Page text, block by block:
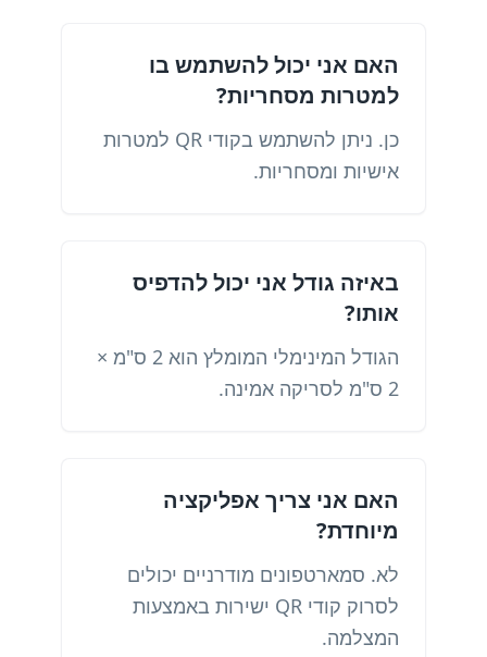
האם אני יכול להשתמש בו
למטרות מסחריות?
כן. ניתן להשתמש בקודי QR למטרות
אישיות ומסחריות.
באיזה גודל אני יכול להדפיס
אותו?
הגודל המינימלי המומלץ הוא 2 ס"מ ×
2 ס"מ לסריקה אמינה.
האם אני צריך אפליקציה
מיוחדת?
לא. סמארטפונים מודרניים יכולים
לסרוק קודי QR ישירות באמצעות
המצלמה.